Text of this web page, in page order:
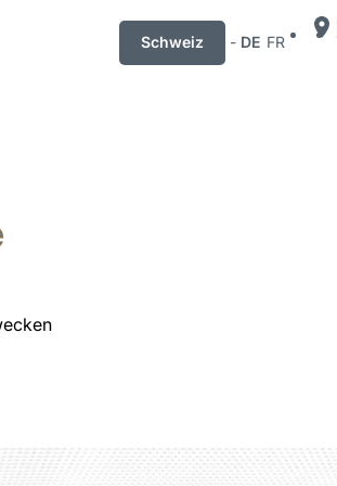
Schweiz - DE FR